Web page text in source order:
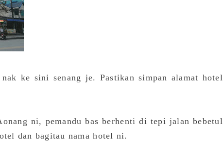
ke sini senang je. Pastikan simpan alamat hotel
ni, pemandu bas berhenti di tepi jalan bebetul
dan bagitau nama hotel ni.